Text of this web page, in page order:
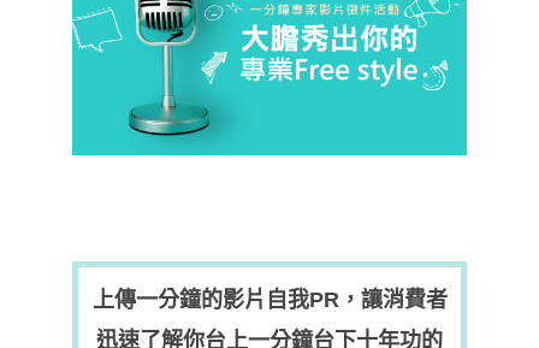
上傳一分鐘的影片自我PR，讓消費者
迅速了解你台上一分鐘台下十年功的